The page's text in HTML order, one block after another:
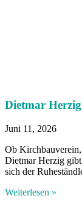
Dietmar
Juni 11, 2026
Ob
Dietmar Herzig gibt
sich der
Weiterlesen »